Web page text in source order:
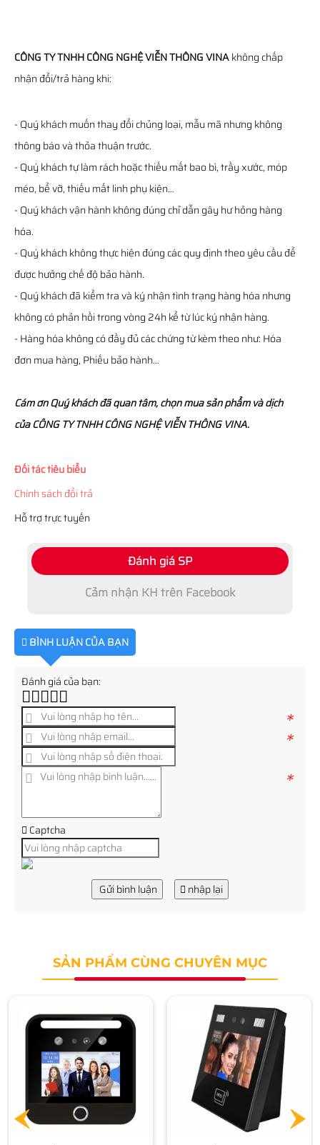
CÔNG TY TNHH CÔNG NGHỆ VIỄN THÔNG VINAkhông chấp
nhận đổi/trả hàng khi:
- Quý khách muốn thay đổi chủng loại, mẫu mã nhưng không
thông báo và thỏa thuận trước.
- Quý khách tự làm rách hoặc thiếu mất bao bì, trầy xước, móp
méo, bể vỡ, thiếu mất linh phụ kiện…
- Quý khách vận hành không đúng chỉ dẫn gây hư hỏng hàng
hóa.
- Quý khách không thực hiện đúng các quy định theo yêu cầu để
được hưởng chế độ bảo hành.
- Quý khách đã kiểm tra và ký nhận tình trạng hàng hóa nhưng
không có phản hồi trong vòng 24h kể từ lúc ký nhận hàng.
- Hàng hóa không có đầy đủ các chứng từ kèm theo như: Hóa
đơn mua hàng, Phiếu bảo hành…
Cám ơn Quý khách đã quan tâm, chọn mua sản phẩm và dịch
của CÔNG TY TNHH CÔNG NGHỆ VIỄN THÔNG VINA.
Đối tác tiêu biểu
Chính sách đổi trả
Hỗ trợ trực tuyến
Đánh giá SP
Cảm nhận KH trên Facebook
BÌNH LUẬN CỦA BẠN
Đánh giá của bạn:
*
*
*
Captcha
Gửi bình luận nhập lại
SẢN PHẨM CÙNG CHUYÊN MỤC